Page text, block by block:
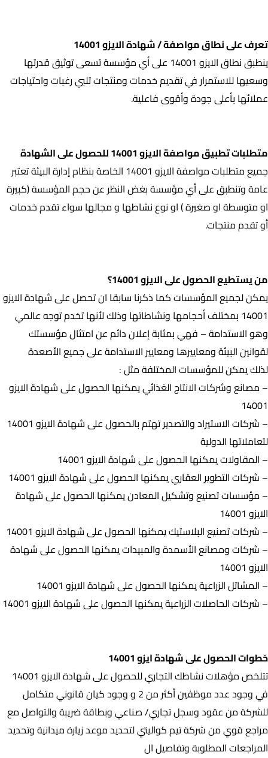
تعرف على نطاق مواصفة / شهادة الايزو 14001
ينطبق نطاق الايزو 14001 على أي مؤسسة تسعى توثيق قدرتها
وسعيها للاستمرار في تقديم خدمات ومنتجات تلبي رغبات واحتياجات
عملائها بأعلى جودة وأقوى فاعلية.
متطلبات تطبيق مواصفة الايزو 14001 للحصول على الشهادة
جميع متطلبات مواصفة الايزو 14001 الخاصة بنظام إدارة البيئة تعتبر
عامة وتنطبق على أي مؤسسة بغض النظر عن حجم المؤسسة (كبيرة
او متوسطة او صغيرة ) او نوع نشاطها و مجالها سواء تقدم خدمات
أو تقدم منتجات.
من يستطيع الحصول على الايزو 14001؟
يمكن لجميع المؤسسات كما ذكرنا سابقا ان تحصل على شهادة الايزو
14001 بمختلف أحجامها ونشاطاتها وذلك لأنها تخدم توجه عالمي
وهو الاستدامة – فهي بمثابة إعلان دائم عن امتثال مؤسستك
لقوانين البيئة ومعاييرها ومعايير الاستدامة على جميع الأصعدة
لذلك يمكن للمؤسسات المختلفة مثل :
– مصانع وشركات الانتاج الغذائي يمكنها الحصول على شهادة الايزو
14001
– شركات الاستيراد والتصدير تهتم بالحصول على شهادة الايزو 14001
لتعاملاتها الدولية
– المقاولات يمكنها الحصول على شهادة الايزو 14001
– شركات التطوير العقاري يمكنها الحصول على شهادة الايزو 14001
– مؤسسات تصنيع وتشكيل المعادن يمكنها الحصول على شهادة
الايزو 14001
– شركات تصنيع البلاستيك يمكنها الحصول على شهادة الايزو 14001
– شركات ومصانع الأسمدة والمبيدات يمكنها الحصول على شهادة
الايزو 14001
– المشاتل الزراعية يمكنها الحصول على شهادة الايزو 14001
– شركات الحاصلات الزراعية يمكنها الحصول على شهادة الايزو 14001
خطوات الحصول على شهادة ايزو 14001
تتلخص مؤهلات نشاطك التجاري للحصول على شهادة الايزو 14001
في وجود عدد موظفين أكثر من 2 و وجود كيان قانوني متكامل
للشركة من عقود وسجل تجاري/ صناعي وبطاقة ضريبة والتواصل مع
مراجع قوي من شركة تيم كواليتي لتحديد موعد زيارة ميدانية وتحديد
المراجعات المطلوبة وتفاصيل ال